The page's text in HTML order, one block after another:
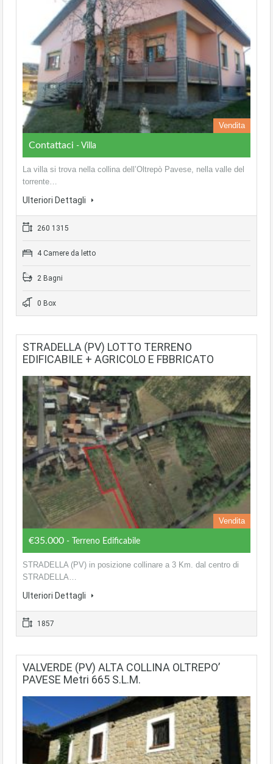
Vendita
Contattaci - Villa
La villa si trova nella collina dell’Oltrepò Pavese, nella valle del
torrente…
Ulteriori Dettagli
260 1315
4 Camere da letto
2 Bagni
0 Box
STRADELLA (PV) LOTTO TERRENO
EDIFICABILE + AGRICOLO E FBBRICATO
Vendita
€35.000 - Terreno Edificabile
STRADELLA (PV) in posizione collinare a 3 Km. dal centro di
STRADELLA…
Ulteriori Dettagli
1857
VALVERDE (PV) ALTA COLLINA OLTREPO’
PAVESE Metri 665 S.l.m.